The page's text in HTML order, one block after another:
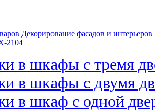
Декорирование фасадов и интерьеров
2104
в шкафы с тремя
в шкафы с двумя
в шкаф с одной